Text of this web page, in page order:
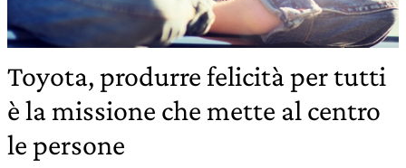
Toyota, produrre felicità per tutti
è la missione che mette al centro
le persone